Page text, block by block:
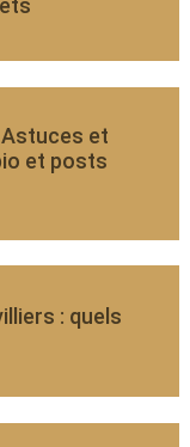
et
et posts
: quels